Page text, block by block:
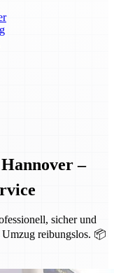
–
sicher und
reibungslos. 📦